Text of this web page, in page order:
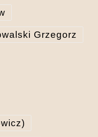
Grzegorz